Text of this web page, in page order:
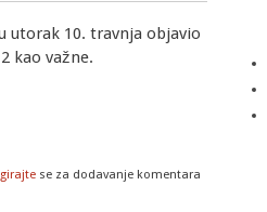
utorak 10. travnja objavio
kao važne.
zakrpe za travanj
se za dodavanje komentara